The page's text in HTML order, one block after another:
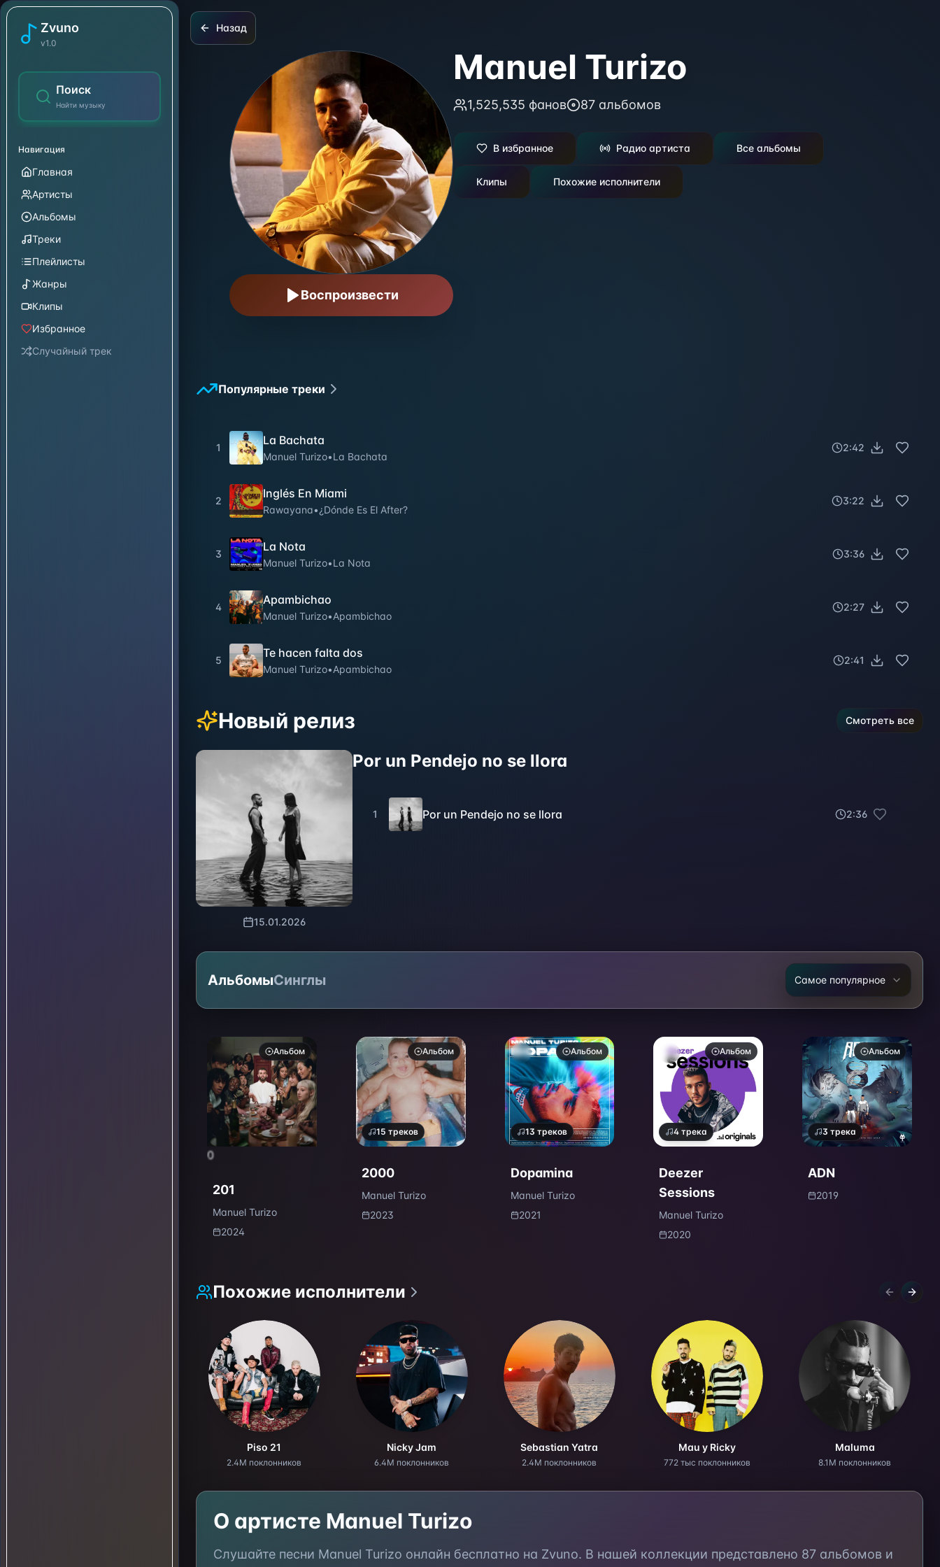
Zvuno
v1.0
Поиск
Найти музыку
Навигация
Главная
Артисты
Альбомы
Треки
Плейлисты
Жанры
Клипы
Избранное
Случайный трек
Manuel Turizo
Назад
Воспроизвести
Manuel Turizo
1,525,535 фанов 87 альбомов
В избранное Радио артиста Все альбомы
Клипы Похожие исполнители
Популярные треки
1
La Bachata
Manuel Turizo•La Bachata
2:42
2
Inglés En Miami
Rawayana•¿Dónde Es El After?
3:22
3
La Nota
Manuel Turizo•La Nota
3:36
4
Apambichao
Manuel Turizo•Apambichao
2:27
5
Te hacen falta dos
Manuel Turizo•Apambichao
2:41
Новый релиз Смотреть все
15.01.2026
Por un Pendejo no se llora
1 Por un Pendejo no se llora 2:36
АльбомыСинглы Самое популярное
Альбом
0
201
Manuel Turizo
2024
Альбом
15 треков
2000
Manuel Turizo
2023
Альбом
13 треков
Dopamina
Manuel Turizo
2021
Альбом
4 трека
Deezer
Sessions
Manuel Turizo
2020
Альбом
3 трека
ADN
2019
Похожие исполнители Previous
Next
Piso 21
2.4M поклонников
Nicky Jam
6.4M поклонников
Sebastian Yatra
2.4M поклонников
Mau y Ricky
772 тыс поклонников
Maluma
8.1M поклонников
О артисте Manuel Turizo
Слушайте песни Manuel Turizo онлайн бесплатно на Zvuno. В нашей коллекции представлено 87 альбомов и